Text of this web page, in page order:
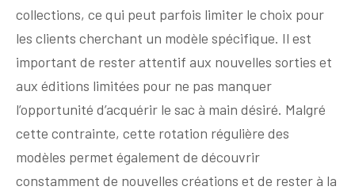
collections, ce qui peut parfois limiter le choix pour
les clients cherchant un modèle spécifique. Il est
important de rester attentif aux nouvelles sorties et
aux éditions limitées pour ne pas manquer
l’opportunité d’acquérir le sac à main désiré. Malgré
cette contrainte, cette rotation régulière des
modèles permet également de découvrir
constamment de nouvelles créations et de rester à la